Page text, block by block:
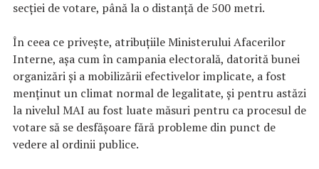
secției de votare, până la o distanţă de 500 metri.
În ceea ce privește, atribuțiile Ministerului Afacerilor
Interne, așa cum în campania electorală, datorită bunei
organizări și a mobilizării efectivelor implicate, a fost
menținut un climat normal de legalitate, și pentru astăzi
la nivelul MAI au fost luate măsuri pentru ca procesul de
votare să se desfășoare fără probleme din punct de
vedere al ordinii publice.